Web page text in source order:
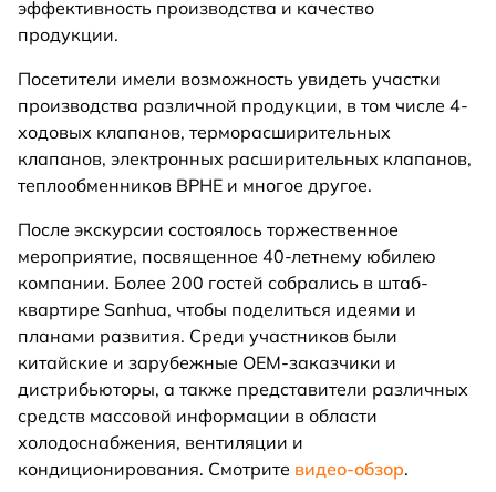
эффективность производства и качество
продукции.
Посетители имели возможность увидеть участки
производства различной продукции, в том числе 4-
ходовых клапанов, терморасширительных
клапанов, электронных расширительных клапанов,
теплообменников BPHE и многое другое.
После экскурсии состоялось торжественное
мероприятие, посвященное 40-летнему юбилею
компании. Более 200 гостей собрались в штаб-
квартире Sanhua, чтобы поделиться идеями и
планами развития. Среди участников были
китайские и зарубежные OEM-заказчики и
дистрибьюторы, а также представители различных
средств массовой информации в области
холодоснабжения, вентиляции и
кондиционирования. Смотрите видео-обзор.